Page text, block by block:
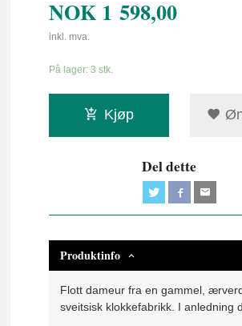
NOK 1 598,00
inkl. mva.
På lager: 3 stk.
Kjøp
Del dette
Produktinfo
Flott dameur fra en gammel,
sveitsisk klokkefabrikk. I anledning